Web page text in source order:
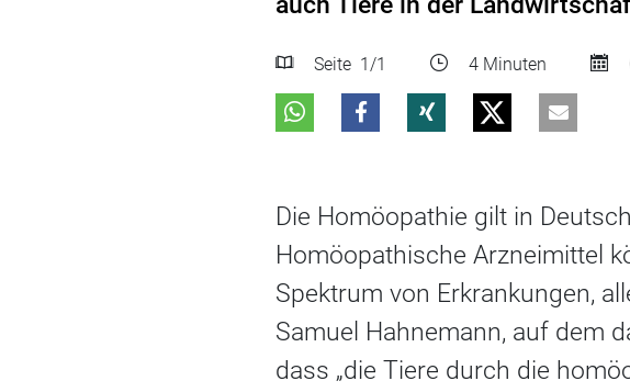
Seite 1 /1 4 Minuten
Die Homöopathie gilt in
Homöopathische Arzneimittel
Spektrum von Erkrankungen,
Samuel Hahnemann, auf dem
dass „die Tiere durch die